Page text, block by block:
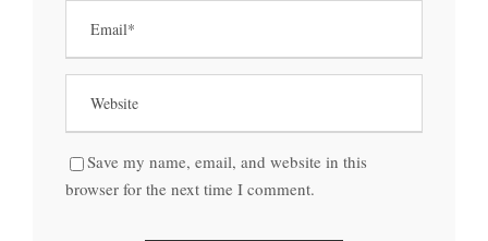
Save my name, email, and website in this
browser for the next time I comment.